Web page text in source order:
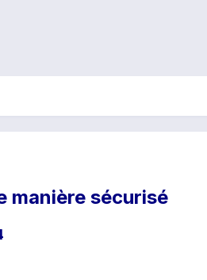
manière sécurisé